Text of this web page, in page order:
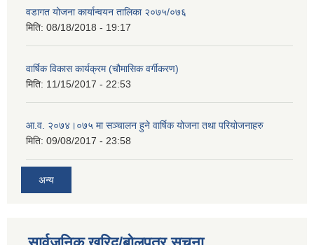
वडागत योजना कार्यान्वयन तालिका २०७५/०७६
मिति: 08/18/2018 - 19:17
वार्षिक विकास कार्यक्रम (चौमासिक वर्गीकरण)
मिति: 11/15/2017 - 22:53
आ.व. २०७४।०७५ मा सञ्चालन हुने वार्षिक योजना तथा परियोजनाहरु
मिति: 09/08/2017 - 23:58
अन्य